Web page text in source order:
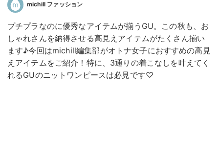
michill ファッション
プチプラなのに優秀なアイテムが揃うGU。この秋も、お
しゃれさんを納得させる高見えアイテムがたくさん揃い
ます♪今回はmichill編集部がオトナ女子におすすめの高見
えアイテムをご紹介！特に、3通りの着こなしを叶えてく
れるGUのニットワンピースは必見です♡